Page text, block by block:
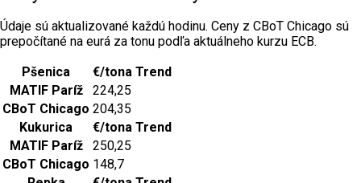
Údaje sú aktualizované každú hodinu. Ceny z CBoT Chicago sú
prepočítané na eurá za tonu podľa aktuálneho kurzu ECB.
Pšenica
€/tona Trend
MATIF Paríž
224,25
CBoT Chicago 204,35
Kukurica
€/tona Trend
MATIF Paríž
250,25
CBoT Chicago 148,7